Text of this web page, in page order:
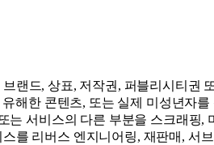
랜드, 상표, 저작권, 퍼블리시티권
해한 콘텐츠, 또는 실제 미성년자
는 서비스의 다른 부분을 스크래핑,
를 리버스 엔지니어링, 재판매, 서